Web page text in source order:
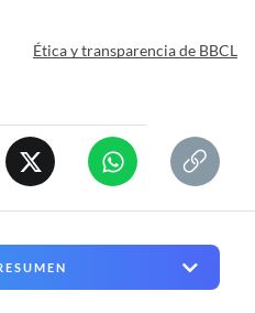
Ética y transparencia de BBCL